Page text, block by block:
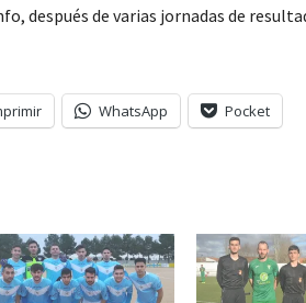
después de varias jornadas de
WhatsApp Pocket